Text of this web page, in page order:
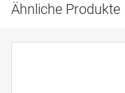
Ähnliche Produkte